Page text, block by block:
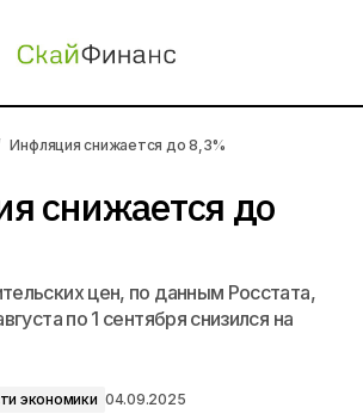
Инфляция снижается до 8,3%
снижается до
цен, по данным Росстата,
по 1 сентября снизился на
экономики 04.09.2025